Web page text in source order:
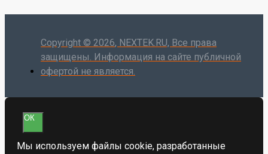
Copyright © 2026, NEXTEK.RU, Все права
защищены. Информация на сайте публичной
офертой не является.
ОК
Мы используем файлы cookie, разработанные